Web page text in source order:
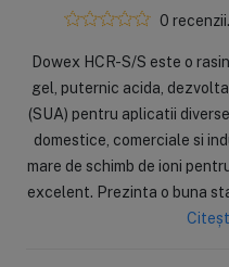
0 recenzii.
Dowex HCR-S/S este o
gel, puternic acida,
(SUA) pentru aplicatii
domestice, comerciale si
mare de schimb de ioni
excelent. Prezinta o buna